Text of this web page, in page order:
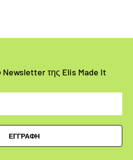
Newsletter της Elis Made It
ΕΓΓΡΑΦΗ